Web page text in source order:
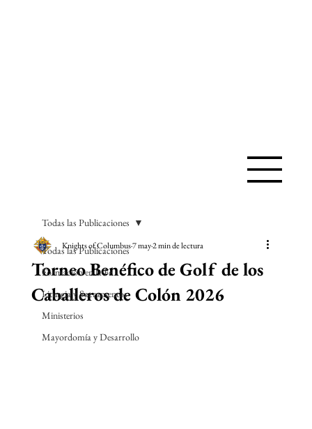
Todas las Publicaciones
Formación en la Fe
Liturgia y Sacramentos
Ministerios
Mayordomía y Desarrollo
Todas las Publicaciones
Torneo Benéfico de Golf de los
Caballeros de Colón 2026
Knights of Columbus7 may2 min de lectura